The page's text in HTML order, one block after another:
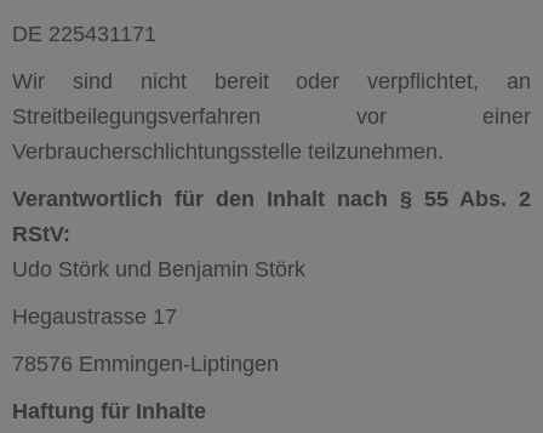
DE 225431171
Wir sind nicht bereit oder verpflichtet, an
Streitbeilegungsverfahren vor einer
Verbraucherschlichtungsstelle teilzunehmen.
Verantwortlich für den Inhalt nach § 55 Abs. 2
RStV:
Udo Störk und Benjamin Störk
Hegaustrasse 17
78576 Emmingen-Liptingen
Haftung für Inhalte